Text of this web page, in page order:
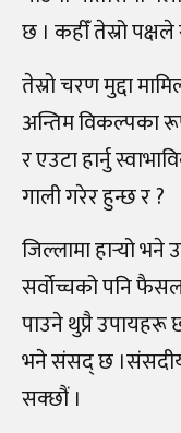
छ । कहीँ तेस्रो
तेस्रो चरण मुद्दा
अन्तिम विकल्पका
र एउटा हार्नु
गाली गरेर हुन्छ र ?
जिल्लामा हार्‍यो भने
सर्वोच्चको पनि
पाउने थुप्रै उपायहरू
भने संसद् छ ।संसदीय
सक्छौं ।